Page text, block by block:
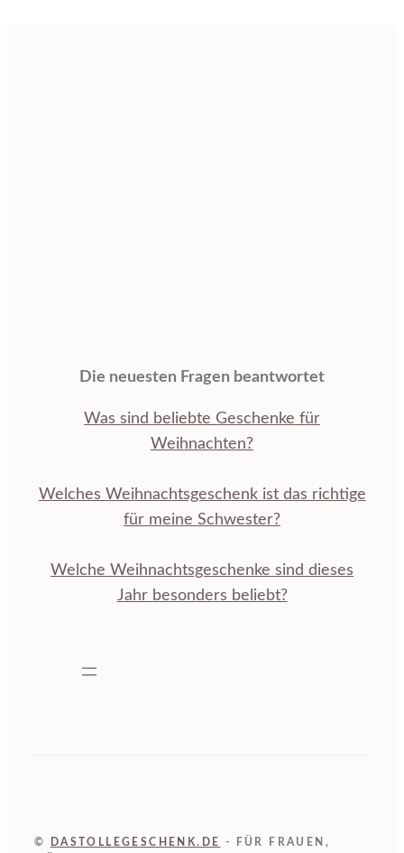
Die neuesten Fragen beantwortet
Was sind beliebte Geschenke für
Weihnachten?
Welches Weihnachtsgeschenk ist das richtige
für meine Schwester?
Welche Weihnachtsgeschenke sind dieses
Jahr besonders beliebt?
© DASTOLLEGESCHENK.DE
- FÜR FRAUEN,